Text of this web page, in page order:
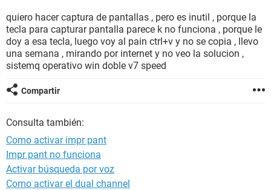
quiero hacer captura de pantallas , pero es inutil , porque la
tecla para capturar pantalla parece k no funciona , porque le
doy a esa tecla, luego voy al pain ctrl+v y no se copia , llevo
una semana , mirando por internet y no veo la solucion ,
sistemq operativo win doble v7 speed
Compartir
Consulta también:
Como activar impr pant
Impr pant no funciona
Activar búsqueda por voz
Como activar el dual channel